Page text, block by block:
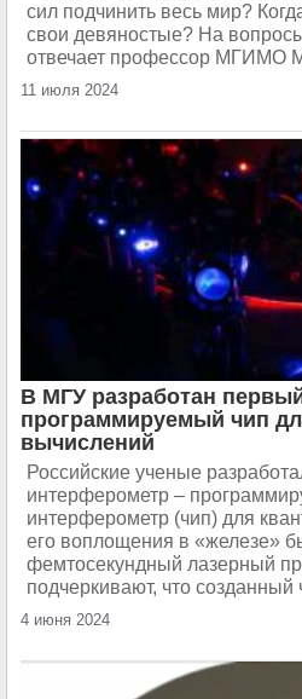
сил подчинить весь мир?
свои девяностые? На
отвечает профессор МГИМО
11 июля 2024
В МГУ разработан
программируемый чип
вычислений
Российские ученые
интерферометр –
интерферометр (чип) для
его воплощения в «железе»
фемтосекундный лазерный
подчеркивают, что созданный
4 июня 2024